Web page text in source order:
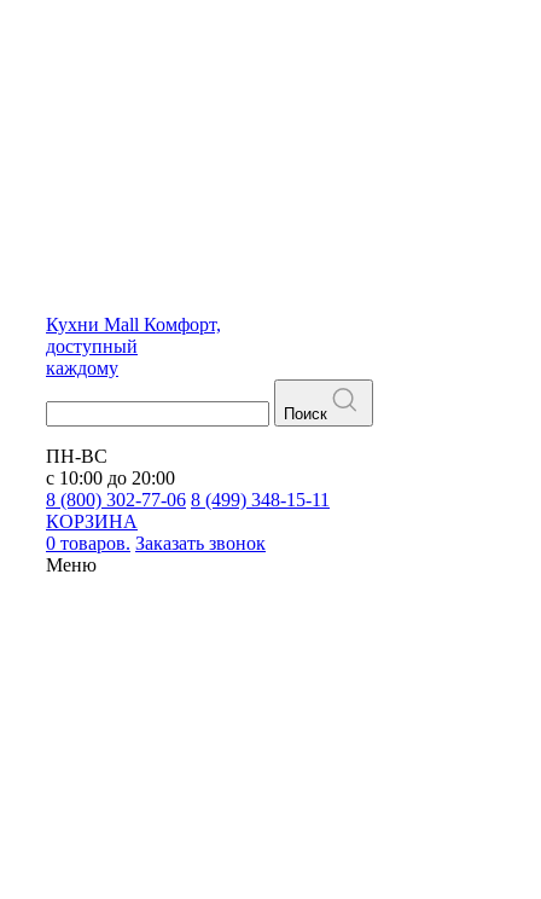
Кухни Mall Комфорт,
доступный
каждому
Поиск
ПН-ВС
с 10:00 до 20:00
8 (800) 302-77-06 8 (499) 348-15-11
КОРЗИНА
0 товаров. Заказать звонок
Меню